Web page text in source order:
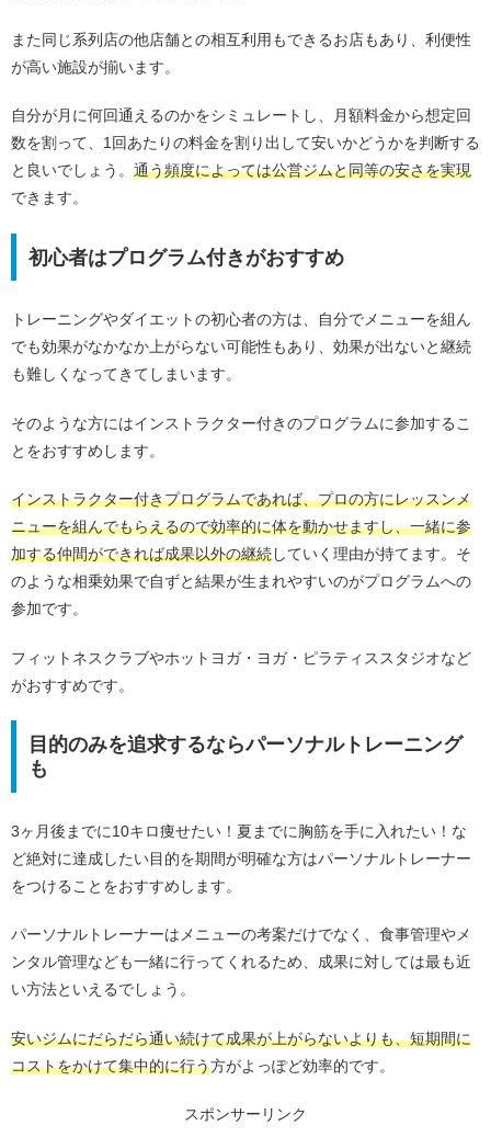
また同じ系列店の他店舗との相互利用もできるお店もあり、利便性
が高い施設が揃います。
自分が月に何回通えるのかをシミュレートし、月額料金から想定回
数を割って、1回あたりの料金を割り出して安いかどうかを判断する
と良いでしょう。 通う頻度によっては公営ジムと同等の安さを実現
できます。
初心者はプログラム付きがおすすめ
トレーニングやダイエットの初心者の方は、自分でメニューを組ん
でも効果がなかなか上がらない可能性もあり、効果が出ないと継続
も難しくなってきてしまいます。
そのような方にはインストラクター付きのプログラムに参加するこ
とをおすすめします。
インストラクター付きプログラムであれば、プロの方にレッスンメ
ニューを組んでもらえるので効率的に体を動かせますし、一緒に参
加する仲間ができれば成果以外の継続していく理由が持てます。そ
のような相乗効果で自ずと結果が生まれやすいのがプログラムへの
参加です。
フィットネスクラブやホットヨガ・ヨガ・ピラティススタジオなど
がおすすめです。
目的のみを追求するならパーソナルトレーニング
も
3ヶ月後までに10キロ痩せたい！夏までに胸筋を手に入れたい！な
ど絶対に達成したい目的を期間が明確な方はパーソナルトレーナー
をつけることをおすすめします。
パーソナルトレーナーはメニューの考案だけでなく、食事管理やメ
ンタル管理なども一緒に行ってくれるため、成果に対しては最も近
い方法といえるでしょう。
安いジムにだらだら通い続けて成果が上がらないよりも、短期間に
コストをかけて集中的に行う方がよっぽど効率的です。
スポンサーリンク